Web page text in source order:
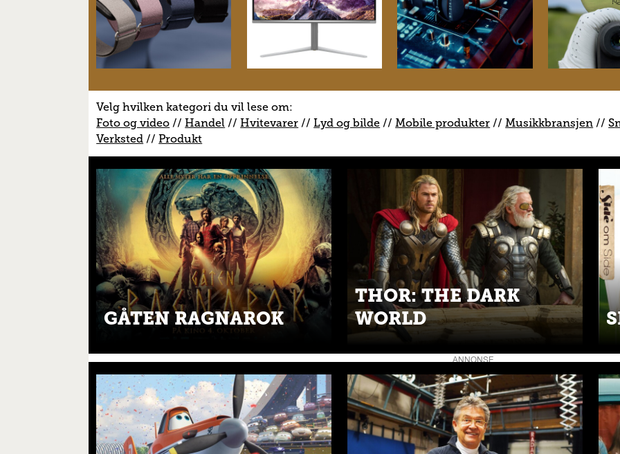
Velg hvilken kategori du vil lese om:
Foto og video //Handel //Hvitevarer //Lyd og bilde //Mobile produkter //Musikkbransjen //S
Verksted //Produkt
GÅTEN RAGNAROK
THOR: THE DARK
WORLD
ANNONSE